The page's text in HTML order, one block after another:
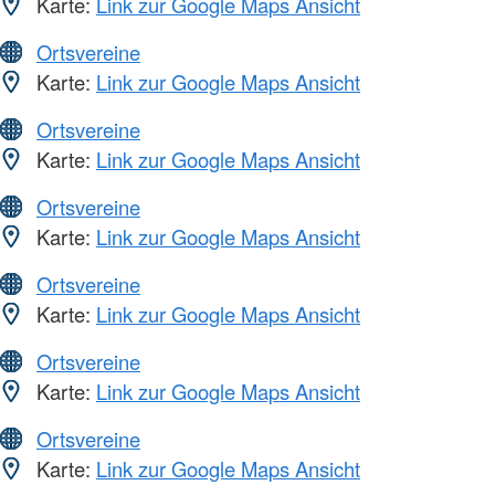
Ortsvereine
Karte: Link zur Google Maps Ansicht
Ortsvereine
Karte: Link zur Google Maps Ansicht
Ortsvereine
Karte: Link zur Google Maps Ansicht
Ortsvereine
Karte: Link zur Google Maps Ansicht
Ortsvereine
Karte: Link zur Google Maps Ansicht
Ortsvereine
Karte: Link zur Google Maps Ansicht